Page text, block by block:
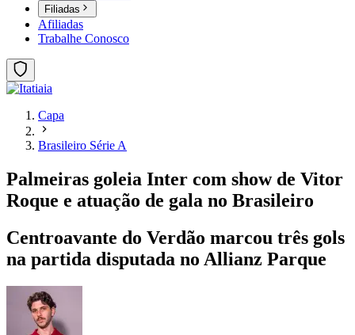
Filiadas
Afiliadas
Trabalhe Conosco
Capa
Brasileiro Série A
Palmeiras goleia Inter com show de Vitor
Roque e atuação de gala no Brasileiro
Centroavante do Verdão marcou três gols
na partida disputada no Allianz Parque